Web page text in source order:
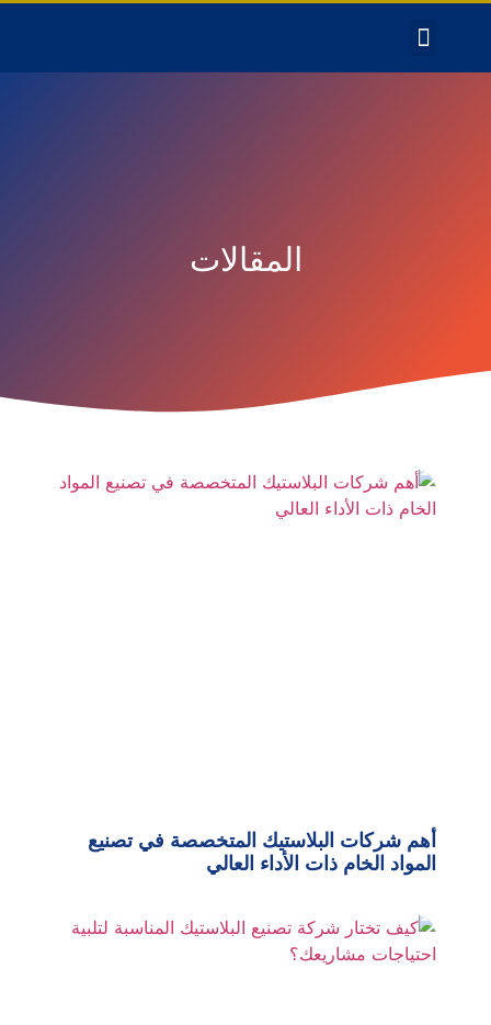
المقالات
أهم شركات البلاستيك المتخصصة في تصنيع
المواد الخام ذات الأداء العالي